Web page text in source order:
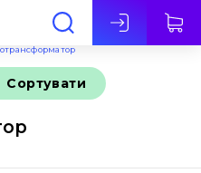
Сортувати